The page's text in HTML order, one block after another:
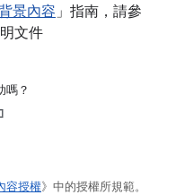
景內容 」指南，請參
文件
嗎？
容授權》中的授權所規範。